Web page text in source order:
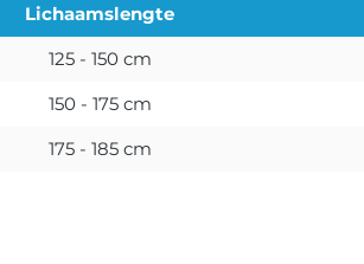
Lichaamslengte
125 - 150 cm
150 - 175 cm
175 - 185 cm